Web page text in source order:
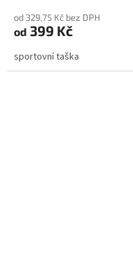
produktu
je
z
5
od 329,75 Kč bez DPH
od 399 Kč
sportovní taška